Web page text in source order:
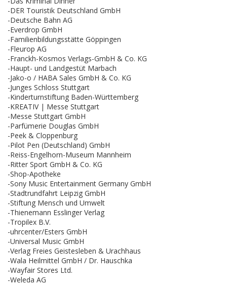
-DER Touristik Deutschland GmbH
-Deutsche Bahn AG
-Everdrop GmbH
-Familienbildungsstätte Göppingen
-Fleurop AG
-Franckh-Kosmos Verlags-GmbH & Co. KG
-Haupt- und Landgestüt Marbach
-Jako-o / HABA Sales GmbH & Co. KG
-Junges Schloss Stuttgart
-Kinderturnstiftung Baden-Württemberg
-KREATIV | Messe Stuttgart
-Messe Stuttgart GmbH
-Parfümerie Douglas GmbH
-Peek & Cloppenburg
-Pilot Pen (Deutschland) GmbH
-Reiss-Engelhorn-Museum Mannheim
-Ritter Sport GmbH & Co. KG
-Shop-Apotheke
-Sony Music Entertainment Germany GmbH
-Stadtrundfahrt Leipzig GmbH
-Stiftung Mensch und Umwelt
-Thienemann Esslinger Verlag
-Tropilex B.V.
-uhrcenter/Esters GmbH
-Universal Music GmbH
-Verlag Freies Geistesleben & Urachhaus
-Wala Heilmittel GmbH / Dr. Hauschka
-Wayfair Stores Ltd.
-Weleda AG